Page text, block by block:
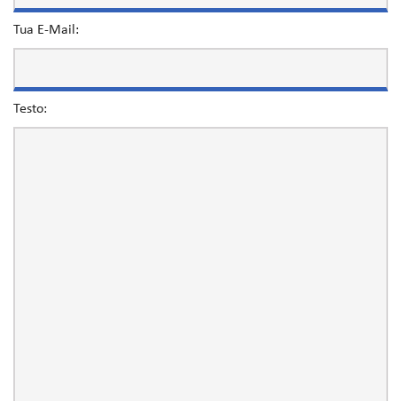
Tua E-Mail:
Testo: